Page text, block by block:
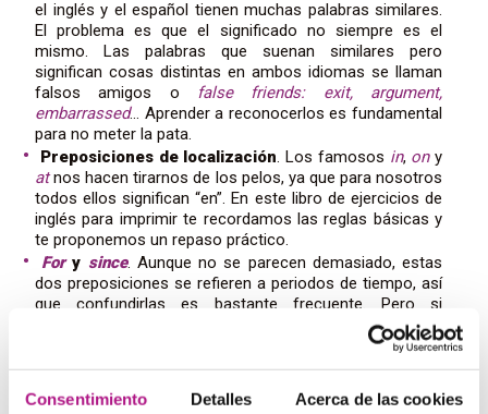
Consentimiento Detalles Acerca de las cookies
el inglés y el español tienen muchas palabras similares.
El problema es que el significado no siempre es el
mismo. Las palabras que suenan similares pero
significan cosas distintas en ambos idiomas se llaman
falsos amigos o false friends: exit, argument,
embarrassed… Aprender a reconocerlos es fundamental
para no meter la pata.
Preposiciones de localización. Los famosos in, ony
atnos hacen tirarnos de los pelos, ya que para nosotros
todos ellos significan “en”. En este libro de ejercicios de
inglés para imprimir te recordamos las reglas básicas y
te proponemos un repaso práctico.
Fory since. Aunque no se parecen demasiado, estas
dos preposiciones se refieren a periodos de tiempo, así
que confundirlas es bastante frecuente. Pero si
recuerdas unas sencillas normas será mucho más difícil
Doymake.Si a los ingleses les entran sudores fríos
para distinguir el ser del estar (para ellos, todo es
to be),
nosotros sufrimos para saber cuándo traducir hacer por